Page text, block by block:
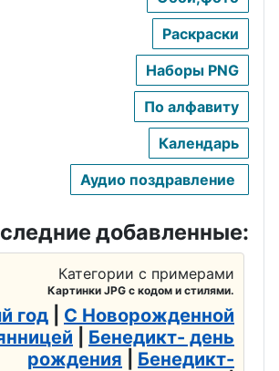
50-Золотая
Раскраски
Наборы PNG
По алфавиту
Календарь
Аудио поздравление
добавленные:
Категории с примерами
Картинки JPG с кодом и стилями.
год
С Новорожденной
Бенедикт- день
рождения
Бенедикт-